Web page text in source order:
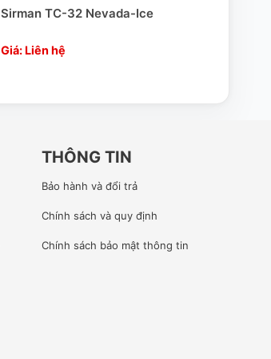
Sirman TC-32 Nevada-Ice
Giá: Liên hệ
THÔNG TIN
Bảo hành và đổi trả
Chính sách và quy định
Chính sách bảo mật thông tin